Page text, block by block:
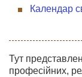
Календар
Тут
професійних,